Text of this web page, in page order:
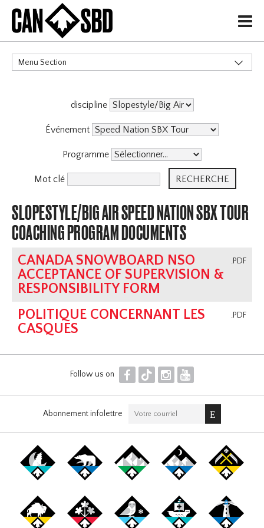
H
Menu Section
Événements & Compétitions
discipline
Événement
Programme
Mot clé
SLOPESTYLE/BIG AIR SPEED NATION SBX TOUR
COACHING PROGRAM DOCUMENTS
.PDF
CANADA SNOWBOARD NSO
ACCEPTANCE OF SUPERVISION &
RESPONSIBILITY FORM
.PDF
POLITIQUE CONCERNANT LES
CASQUES
Follow us on F T I Y
Abonnement infolettre